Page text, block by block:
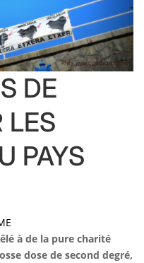
DE
LES
PAYS
à de la pure charité
dose de second degré,